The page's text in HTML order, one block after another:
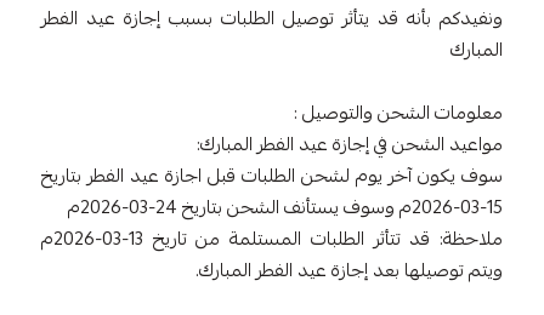
ونفيدكم بأنه قد يتأثر توصيل الطلبات بسبب إجازة عيد الفطر
المبارك
معلومات الشحن والتوصيل :
مواعيد الشحن في إجازة عيد الفطر المبارك:
سوف يكون آخر يوم لشحن الطلبات قبل اجازة عيد الفطر بتاريخ
15-03-2026م وسوف يستأنف الشحن بتاريخ 24-03-2026م
ملاحظة: قد تتأثر الطلبات المستلمة من تاريخ 13-03-2026م
ويتم توصيلها بعد إجازة عيد الفطر المبارك.